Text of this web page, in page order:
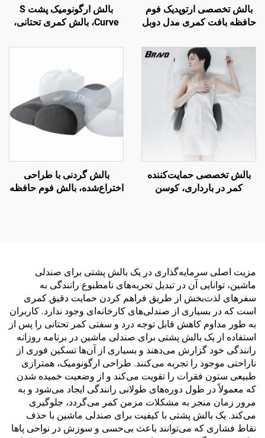
بالش تخصصی ارتوپدیک فوم
حافظه بافت کمری مدل دوبل
بالش کمر B2
بالش ارگونومیک پشت S
Curve، بالش کمری تحتانی،
دفتر، بالش کمر B7
بالش تخصصی حمایت‌کننده
کمر در بارداری، کوسن
بالش گردنی با طراحی
اختراع‌شده، بالش فوم حافظه
مزیت اصلی سرمایه‌گذاری در یک بالش پشتی برای صندلی
ماشین، توانایی آن در تبدیل تجربه‌های نامطبوع رانندگی به
سفرهای لذت‌بخش از طریق فراهم کردن حمایت دقیق کمری
است که در بسیاری از صندلی‌های کارخانه‌ای وجود ندارد. کاربران
به طور مداوم کاهش قابل توجه درد و سفتی کمر تحتانی را پس از
استفاده از یک بالش پشتی برای صندلی ماشین در برنامه روزانه
رانندگی خود گزارش می‌دهند و بسیاری از آن‌ها تسکین فوری از
ناراحتی موجود را تجربه می‌کنند. طراحی ارگونومیک، همترازی
طبیعی ستون فقرات را تقویت می‌کند و از وضعیت خمیده شدن
که معمولاً در طول دوره‌های طولانی رانندگی ایجاد می‌شود و به
مرور زمان منجر به مشکلات مزمن کمر می‌گردد، جلوگیری
می‌کند. یک بالش پشتی با کیفیت برای صندلی ماشین با حذف
نقاط فشاری که می‌توانند باعث بی‌حسی و سوزش در نواحی پاها